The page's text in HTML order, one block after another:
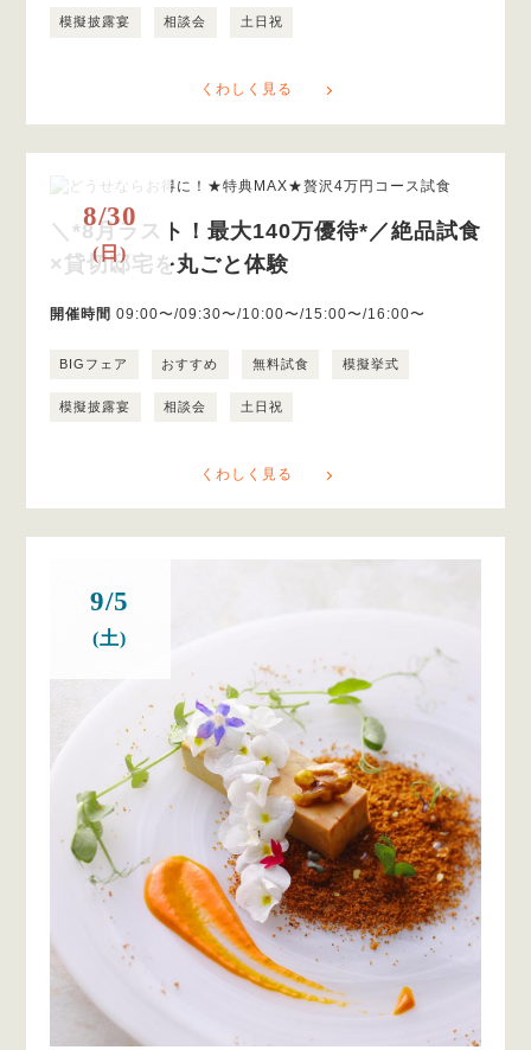
模擬披露宴 相談会 土日祝
くわしく見る
8/30
(日)
＼*8月ラスト！最大140万優待*／絶品試食
×貸切邸宅を丸ごと体験
開催時間 09:00〜/09:30〜/10:00〜/15:00〜/16:00〜
BIGフェア おすすめ 無料試食 模擬挙式
模擬披露宴 相談会 土日祝
くわしく見る
9/5
(土)